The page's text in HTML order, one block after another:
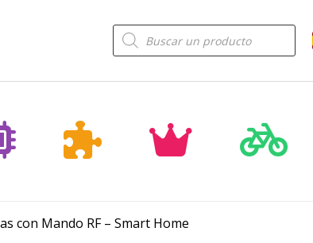
Búsqueda
de
productos
con Mando RF – Smart Home